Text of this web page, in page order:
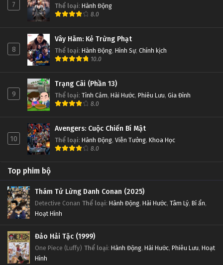
7 Thể loại: Hành Động
8.0
8
Vây Hãm: Kẻ Trừng Phạt
Thể loại: Hành Động, Hình Sự, Chính kịch
10.0
9
Trạng Cãi (Phần 13)
Thể loại: Tình Cảm, Hài Hước, Phiêu Lưu, Gia Đình
8.0
10
Avengers: Cuộc Chiến Bí Mật
Thể loại: Hành Động, Viễn Tưởng, Khoa Học
8.0
Top phim bộ
Thám Tử Lừng Danh Conan (2025)
Detective Conan Thể loại: Hành Động, Hài Hước, Tâm Lý, Bí ẩn,
Hoạt Hình
Đảo Hải Tặc (1999)
One Piece (Luffy) Thể loại: Hành Động, Hài Hước, Phiêu Lưu, Hoạt
Hình